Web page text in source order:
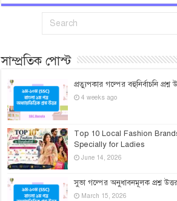
সাম্প্রতিক পোস্ট
প্রত্যুপকার গল্পের বহুনির্বাচনি প্রশ্ন
4 weeks ago
Top 10 Local Fashion
Specially for Ladies
June 14, 2026
সুভা গল্পের অনুধাবনমূলক প্রশ্ন
March 15, 2026